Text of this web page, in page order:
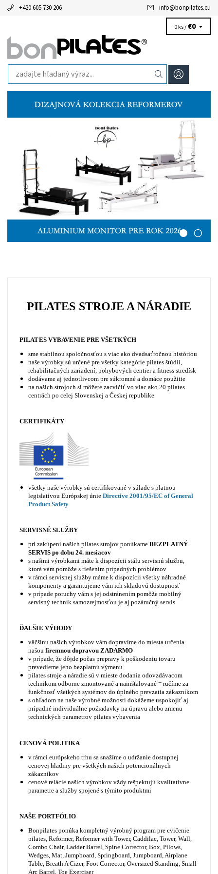
+420 605 730 206 info@bonpilates.eu
0 ks /€0
PILATES STROJE A NÁRADIE
PILATES VYBAVENIE PRE VŠETKÝCH
sme stabilnou spoločnosťou s viac ako dvadsaťročnou históriou
naše výrobky sú určené pre všetky kategórie pilates štúdií,
rehabilitačných zariadení, pohybových centier a fitness stredísk
dodávame aj jednotlivcom pre súkromné ​​a domáce použitie
na našich strojoch si môžete zacvičiť vo viac ako 20 pilates
centrách po celej Slovenskej a Českej republike
CERTIFIKÁTY
všetky naše výrobky sú certifikované v súlade s platnou
legislatívou Európskej únie Directive 2001/95/EC of General
Product Safety
SERVISNÉ SLUŽBY
pri zakúpení našich pilates strojov ponúkame BEZPLATNÝ
SERVIS po dobu 24. mesiacov
s našimi výrobkami máte k dispozícii stálu servisnú službu,
ktorá vám pomôže s riešením prípadných problémov
v rámci servisnej služby máme k dispozícii všetky náhradné
komponenty a garantujeme vám ich skladovú dostupnosť
v prípade poruchy vám s jej odstránením pomôže mobilný
servisný technik samozrejmosťou je aj pozáručný servis
ĎALŠIE VÝHODY
väčšinu našich výrobkov vám dopravíme do miesta určenia
našou firemnou dopravou ZADARMO
v prípade, že dôjde počas prepravy k poškodeniu tovaru
prevedieme jeho bezplatnú výmenu
pilates stroje a náradie sú v mieste dodania odovzdávacom
technikom odborne zmontované a nainštalované = ručíme za
funkčnosť všetkých systémov do úplného prevzatia zákazníkom
s ohľadom na naše výrobné možnosti dokážeme uspokojiť aj
prípadné individuálne požiadavky na úpravu alebo zmenu
technických parametrov pilates vybavenia
CENOVÁ POLITIKA
v rámci európskeho trhu sa snažíme o udržanie dostupnej
cenovej hladiny pre všetkých našich potencionálnych
zákazníkov
cenové relácie našich výrobkov vždy rešpektujú kvalitatívne
parametre a služby spojené s týmito produktmi
NAŠE PORTFÓLIO
Bonpilates ponúka kompletný výrobný program pre cvičenie
pilates, Reformer, Reformer with Tower, Caddilac, Tower, Wall,
Combo Chair, Ladder Barrel, Spine Corrector, Box, Pilows,
Wedges, Mat, Jumpboard, Springboard, Jumpboard, Airplane
Table, Breath A Cizer, Foot Corrector, Oversized Standing, Small
Arc Barrel, Toe Exerciser